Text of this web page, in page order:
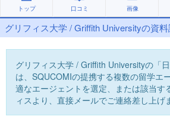
トップ 口コミ 画像
グリフィス大学 / Griffith Universityの資
グリフィス大学 / Griffith Universityの「日
は、SQUCOMIの提携する複数の留学エ
適なエージェントを選定、または該当す
ィスより、直接メールでご連絡差し上げ